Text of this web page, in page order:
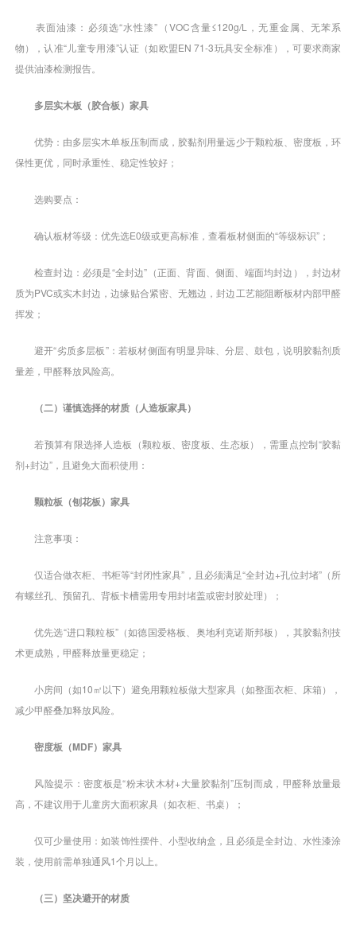
表面油漆：必须选“水性漆”（VOC含量≤120g/L，无重金属、无苯系
物），认准“儿童专用漆”认证（如欧盟EN 71-3玩具安全标准），可要求商家
提供油漆检测报告。
多层实木板（胶合板）家具
优势：由多层实木单板压制而成，胶黏剂用量远少于颗粒板、密度板，环
保性更优，同时承重性、稳定性较好；
选购要点：
确认板材等级：优先选E0级或更高标准，查看板材侧面的“等级标识”；
检查封边：必须是“全封边”（正面、背面、侧面、端面均封边），封边材
质为PVC或实木封边，边缘贴合紧密、无翘边，封边工艺能阻断板材内部甲醛
挥发；
避开“劣质多层板”：若板材侧面有明显异味、分层、鼓包，说明胶黏剂质
量差，甲醛释放风险高。
（二）谨慎选择的材质（人造板家具）
若预算有限选择人造板（颗粒板、密度板、生态板），需重点控制“胶黏
剂+封边”，且避免大面积使用：
颗粒板（刨花板）家具
注意事项：
仅适合做衣柜、书柜等“封闭性家具”，且必须满足“全封边+孔位封堵”（所
有螺丝孔、预留孔、背板卡槽需用专用封堵盖或密封胶处理）；
优先选“进口颗粒板”（如德国爱格板、奥地利克诺斯邦板），其胶黏剂技
术更成熟，甲醛释放量更稳定；
小房间（如10㎡以下）避免用颗粒板做大型家具（如整面衣柜、床箱），
减少甲醛叠加释放风险。
密度板（MDF）家具
风险提示：密度板是“粉末状木材+大量胶黏剂”压制而成，甲醛释放量最
高，不建议用于儿童房大面积家具（如衣柜、书桌）；
仅可少量使用：如装饰性摆件、小型收纳盒，且必须是全封边、水性漆涂
装，使用前需单独通风1个月以上。
（三）坚决避开的材质